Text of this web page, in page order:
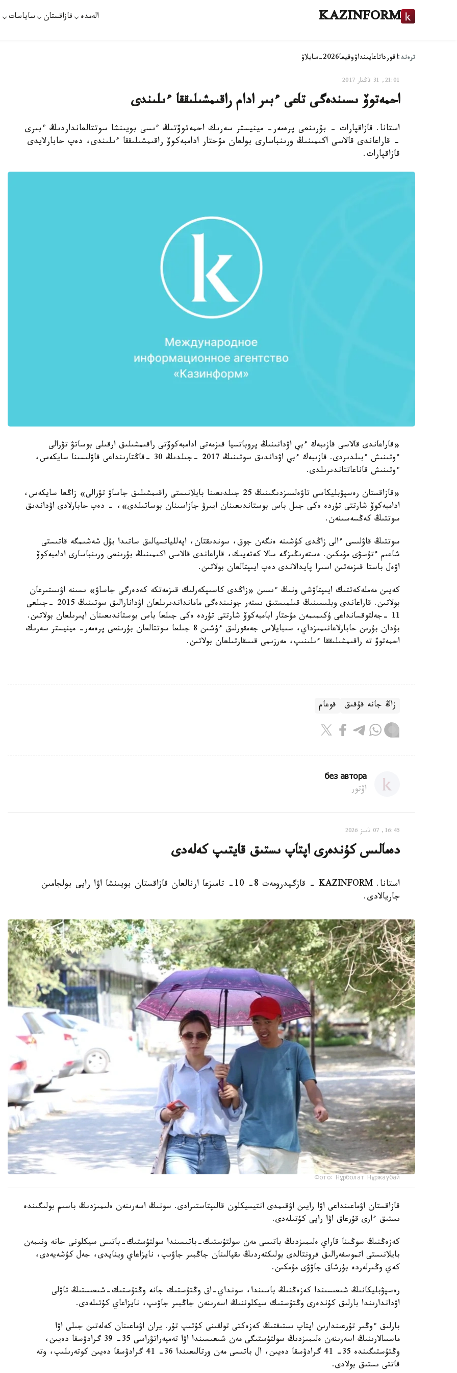
KAZINFORM الەمدە قازاقستان ساياسات
ترەند:اقورداتاعايىنداۋوقيعا2026-سايلاۋ
21:01, 31 قاڭتار 2017
احمەتوۆ ىسىندەگى تاعى ءبىر ادام راقىمشىلىققا ءىلىندى
استانا. قازاقپارات - بۇرىنعى پرەمەر- مينيستر سەرىك احمەتوۆتىڭ ءىسى بويىنشا سوتتالعانداردىڭ ءبىرى
- قاراعاندى قالاسى اكىمىنىڭ ورىنباسارى بولعان مۇحتار ادامبەكوۆ راقىمشىلىققا ءىلىندى، دەپ حابارلايدى
قازاقپارات.
«قاراعاندى قالاسى قازىبەك ءبي اۋدانىنىڭ پروباتسيا قىزمەتى ادامبەكوۆتى راقىمشىلىق ارقىلى بوساتۋ تۋرالى
ءوتىنىش ءبىلدىردى. قازىبەك ءبي اۋداندىق سوتىنىڭ 2017 -جىلدىڭ 30 -قاڭتارىنداعى قاۋلىسىنا سايكەس،
ءوتىنىش قاناعاتتاندىرىلدى.
«قازاقستان رەسپۋبليكاسى تاۋەلسىزدىگىنىڭ 25 جىلدىعىنا بايلانىستى راقىمشىلىق جاساۋ تۋرالى» زاڭعا سايكەس،
ادامبەكوۆ شارتتى تۇردە ەكى جىل باس بوستاندىعىنان ايىرۋ جازاسىنان بوساتىلدى»، - دەپ حابارلادى اۋداندىق
سوتتىڭ كەڭسەسىنەن.
سوتتىڭ قاۋلىسى ءالى زاڭدى كۇشىنە ەنگەن جوق، سوندىقتان، اپەللياتسيالىق ساتىدا بۇل شەشىمگە قاتىستى
شاعىم ءتۇسۋى مۇمكىن. ەستەرىڭىزگە سالا كەتەيىك، قاراعاندى قالاسى اكىمىنىڭ بۇرىنعى ورىنباسارى ادامبەكوۆ
اۋەل باستا قىزمەتىن اسىرا پايدالاندى دەپ ايىپتالعان بولاتىن.
كەيىن مەملەكەتتىك ايىپتاۋشى ونىڭ ءىسىن «زاڭدى كاسىپكەرلىك قىزمەتكە كەدەرگى جاساۋ» ىسىنە اۋىستىرعان
بولاتىن. قاراعاندى وبلىسىنىڭ قىلمىستىق ىستەر جونىندەگى مامانداندىرىلعان اۋدانارالىق سوتىنىڭ 2015 -جىلعى
11 -جەلتوقسانداعى ۇكىمىمەن مۇحتار ابامبەكوۆ شارتتى تۇردە ەكى جىلعا باس بوستاندىعىنان ايىرىلعان بولاتىن.
بۇدان بۇرىن حابارلاعانىمىزداي، سىبايلاس جەمقورلىق ءۇشىن 8 جىلعا سوتتالعان بۇرىنعى پرەمەر- مينيستر سەرىك
احمەتوۆ تە راقىمشىلىققا ءىلىنىپ، مەرزىمى قىسقارتىلعان بولاتىن.
زاڭ جانە قۇقىق قوعام
без автора
اۆتور
16:45, 07 تامىز 2026
دەمالىس كۇندەرى اپتاپ ىستىق قايتىپ كەلەدى
استانا. KAZINFORM - قازگيدرومەت 8- 10- تامىزعا ارنالعان قازاقستان بويىنشا اۋا رايى بولجامىن
جاريالادى.
Фото: Нұрболат Нұржаубай
قازاقستان اۋماعىنداعى اۋا رايىن اۋقىمدى انتيسيكلون قالىپتاستىرادى. سونىڭ اسەرىنەن ەلىمىزدىڭ باسىم بولىگىندە
ىستىق ءارى قۇرعاق اۋا رايى كۇتىلەدى.
كەزەڭنىڭ سوڭىنا قاراي ەلىمىزدىڭ باتىسى مەن سولتۇستىك-باتىسىندا سولتۇستىك-باتىس سيكلونى جانە ونىمەن
بايلانىستى اتموسفەرالىق فرونتالدى بولىكتەردىڭ ىقپالىنان جاڭبىر جاۋىپ، نايزاعاي وينايدى، جەل كۇشەيەدى،
كەي وڭىرلەردە بۇرشاق جاۋۋى مۇمكىن.
رەسپۋبليكانىڭ شىعىسىندا كەزەڭنىڭ باسىندا، سونداي-اق وڭتۇستىك جانە وڭتۇستىك-شىعىستىڭ تاۋلى
اۋداندارىندا بارلىق كۇندەرى وڭتۇستىك سيكلوننىڭ اسەرىنەن جاڭبىر جاۋىپ، نايزاعاي كۇتىلەدى.
بارلىق ءوڭىر تۇرعىندارىن اپتاپ ىستىقتىڭ كەزەكتى تولقىنى كۇتىپ تۇر. يران اۋماعىنان كەلەتىن جىلى اۋا
ماسسالارىنىڭ اسەرىنەن ەلىمىزدىڭ سولتۇستىگى مەن شىعىسىندا اۋا تەمپەراتۋراسى 35- 39 گرادۋسقا دەيىن،
وڭتۇستىگىندە 35- 41 گرادۋسقا دەيىن، ال باتىسى مەن ورتالىعىندا 36- 41 گرادۋسقا دەيىن كوتەرىلىپ، وتە
قاتتى ىستىق بولادى.